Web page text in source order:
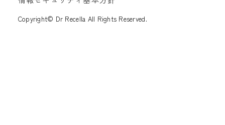
Copyright© Dr Recella All Rights Reserved.